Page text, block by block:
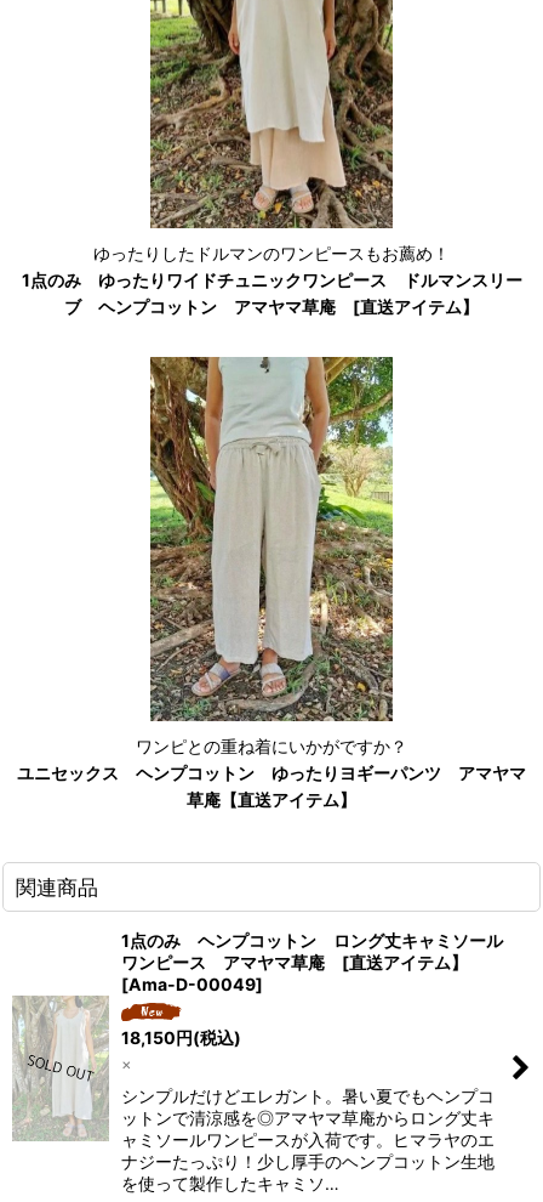
ゆったりしたドルマンのワンピースもお薦め！
1点のみ ゆったりワイドチュニックワンピース ドルマンスリー
ブ ヘンプコットン アマヤマ草庵 [直送アイテム】
ワンピとの重ね着にいかがですか？
ユニセックス ヘンプコットン ゆったりヨギーパンツ アマヤマ
草庵【直送アイテム】
関連商品
1点のみ ヘンプコットン ロング丈キャミソール
ワンピース アマヤマ草庵 [直送アイテム】
[Ama-D-00049]
18,150円(税込)
×
シンプルだけどエレガント。暑い夏でもヘンプコ
ットンで清涼感を◎アマヤマ草庵からロング丈キ
ャミソールワンピースが入荷です。ヒマラヤのエ
ナジーたっぷり！少し厚手のヘンプコットン生地
を使って製作したキャミソ…